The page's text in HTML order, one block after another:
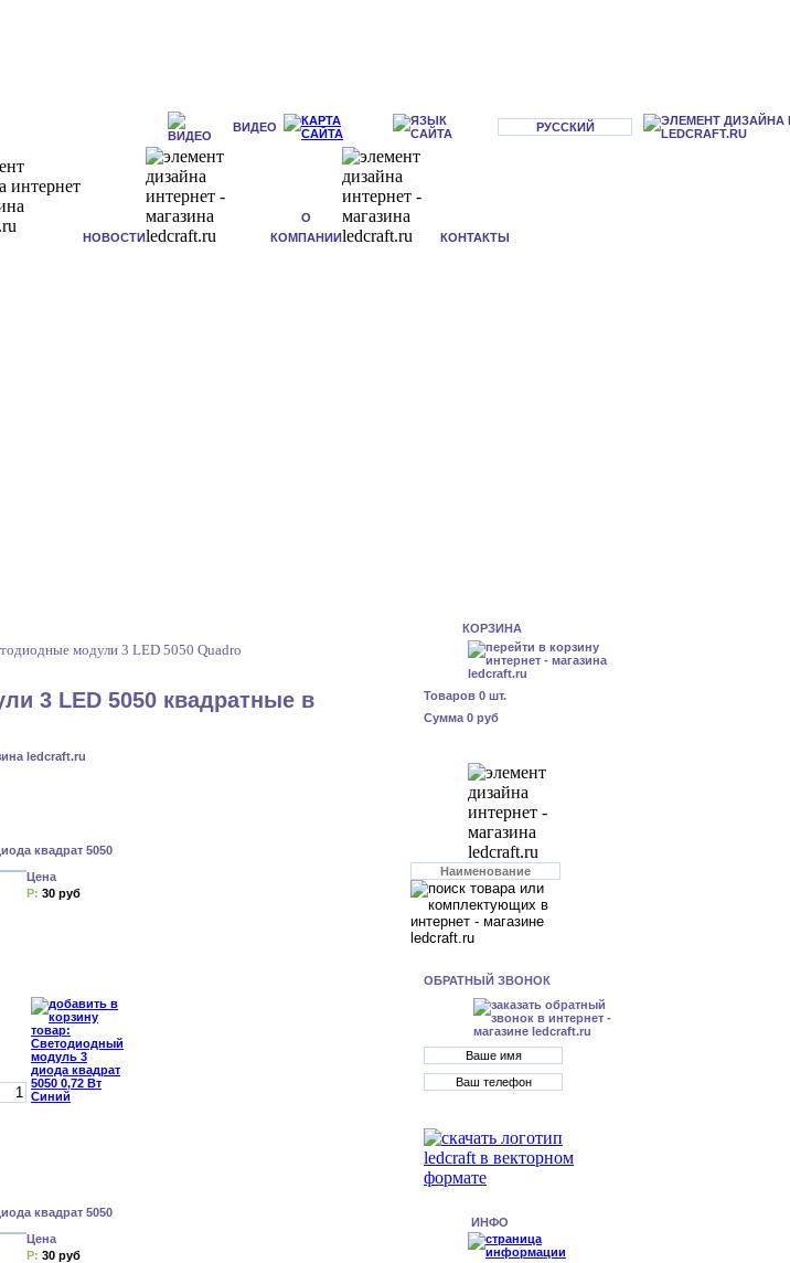
ВИДЕО РУССКИЙ
НОВОСТИ
О
КОМПАНИИ
КОНТАКТЫ
модули 3 LED 5050 Quadro
3 LED 5050 квадратные в
квадрат 5050
Цена
Р: 30 руб
квадрат 5050
Цена
Р: 30 руб
КОРЗИНА
Товаров 0 шт.
Сумма 0 руб
ОБРАТНЫЙ ЗВОНОК
ИНФО